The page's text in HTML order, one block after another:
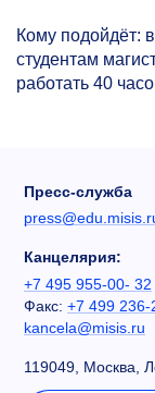
Кому подойдёт:
студентам
работать 40
Пресс-служба
Канцелярия:
+7 495 955-00- 32
Факс: +7 499 236-
kancela@misis.ru
119049, Москва,